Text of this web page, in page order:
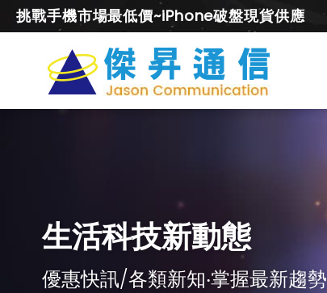
挑戰手機市場最低價~iPhone破盤現貨供應
生活科技新動態
優惠快訊/各類新知‧掌握最新趨勢